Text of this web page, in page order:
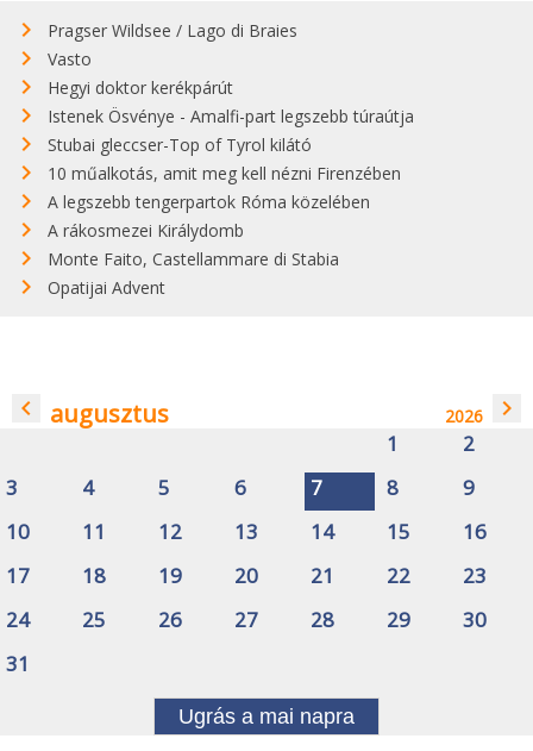
Pragser Wildsee / Lago di Braies
Vasto
Hegyi doktor kerékpárút
Istenek Ösvénye - Amalfi-part legszebb túraútja
Stubai gleccser-Top of Tyrol kilátó
10 műalkotás, amit meg kell nézni Firenzében
A legszebb tengerpartok Róma közelében
A rákosmezei Királydomb
Monte Faito, Castellammare di Stabia
Opatijai Advent
navigate_before augusztus 2026 navigate_next
1
2
3
4 5 6 7 8
9
10
11 12 13 14 15
16
17
18 19 20 21 22
23
24
25 26 27 28 29
30
31
Ugrás a mai napra